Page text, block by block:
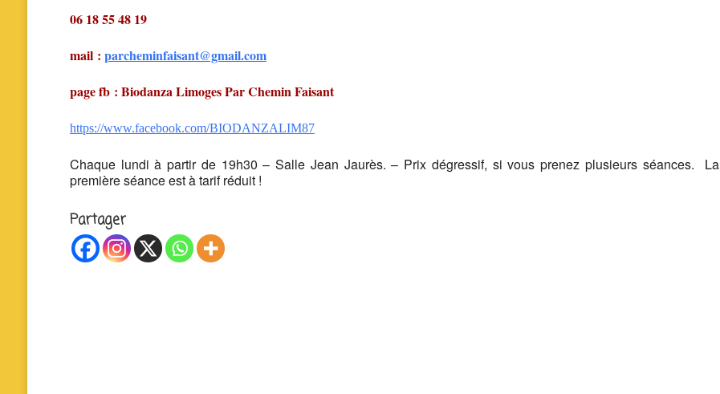
06 18 55 48 19
mail : parcheminfaisant@gmail.com
page fb : Biodanza Limoges Par Chemin Faisant
https://www.facebook.com/BIODANZALIM87
Chaque lundi à partir de 19h30 – Salle Jean Jaurès. – Prix dégressif, si vous prenez plusieurs séances. La
première séance est à tarif réduit !
Partager